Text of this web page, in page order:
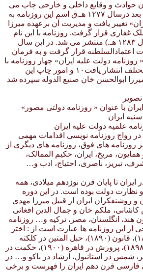
حوادث و وقایع داخلی و خارجی چاپ می
شد. ۹ از شماره ۴۷۲ به بعد درسال ۱۲۷۷ هـ.ق اسم این روزنامه به
تغییر یافت و مدیریت آن برعهده میرزا
غفاری قرار گرفت. روزنامه با این نام
جدید تا شماره ۵۹۱ (سال ۱۲۸۳ هـ.) منتشر می شد. در این سال
اعتمادالسلطنه قرار گرفت و به فرمان
دولت علیه ایران» چهار روزنامه با
نام ها و در زمینه های مختلف انتشار یافت۱۰ و امور چاپ این
ابوالحسن خان صنیع الدوله سپرده شد
در رواج روزنامه نویسی اقدامات مهمی
های فوق، روزنامه های دیگری از
مریخ، ایران، حکیم الممالک،
تبریز، ناصری، احتیاج، ادب و…
ایران تا پایان قرن نوزدهم میلادی، همه
نظارت دولت بوده است. در این دوره
و روشنفکران ایران از قبیل میرزا مهدی
کاشانی، ملکم خان و جمال الدین افغانی
انگلستان، مصر، ترکیه و… روزنامه
از این روزنامه ها عبارت است از : اختر
در استانبول (۱۸۹۷ـ۱۸۷۵)، قانون (۱۸۹۰)، حبل المتین در کلکته
(۱۸۹۳)، ثریا در قاهره (۱۸۹۸)، پرورش در قاهره (۱۹۰۰)، حکمت در
شمس در استانبول، ارشاد در باکو و… در
فارسی قرن دهم ایران را فهرست و برخی